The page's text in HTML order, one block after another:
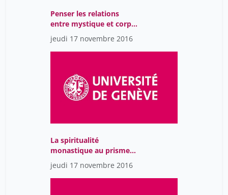
Penser les relations
entre mystique et corps
social : pour un nouveau
champ d’étude.
jeudi 17 novembre 2016
La spiritualité
monastique au prisme
de la sociologie des
religions.
jeudi 17 novembre 2016